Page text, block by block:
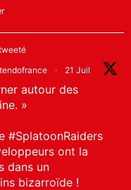
· 21 Juil
autour des
»
#SplatoonRaiders
ont la
dans un
bizarroïde !